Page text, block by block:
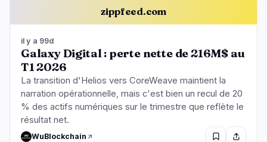
zippfeed.com
il y a 99d
Galaxy Digital : perte nette de 216M$ au
T1 2026
La transition d'Helios vers CoreWeave maintient la
narration opérationnelle, mais c'est bien un recul de 20
% des actifs numériques sur le trimestre que reflète le
résultat net.
WuBlockchain